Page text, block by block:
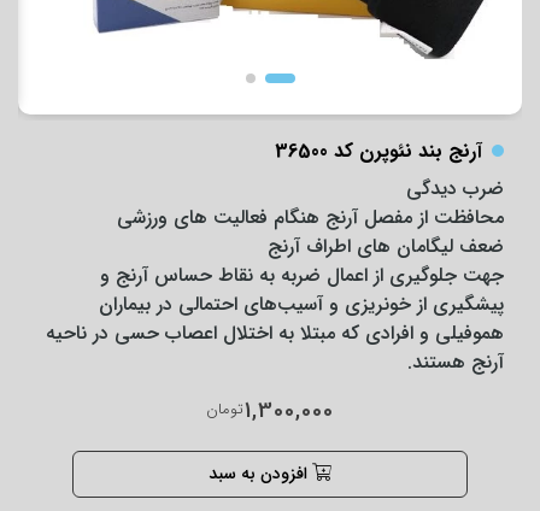
آرنج بند نئوپرن کد 36500
ضرب دیدگی
محافظت از مفصل آرنج هنگام فعالیت‌ های ورزشی
ضعف لیگامان ‌های اطراف آرنج
جهت جلوگیری از اعمال ضربه به نقاط حساس آرنج و
پیشگیری از خونریزی و آسیب‌های احتمالی در بیماران
هموفیلی و افرادی که مبتلا به اختلال اعصاب حسی در ناحیه
آرنج هستند.
1,300,000تومان
افزودن به سبد